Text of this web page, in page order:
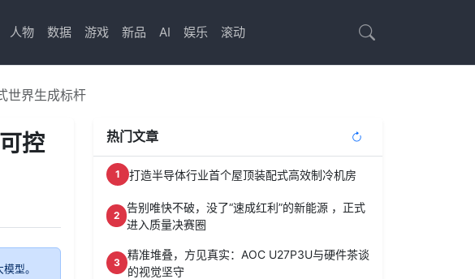
人物 数据 游戏 新品 AI 娱乐 滚动
世界生成标杆
控
型。
热门文章
1 打造半导体行业首个屋顶装配式高效制冷机房
2
告别唯快不破，没了“速成红利”的新能源 ，正式
进入质量决赛圈
3
精准堆叠，方见真实：AOC U27P3U与硬件茶谈
的视觉坚守